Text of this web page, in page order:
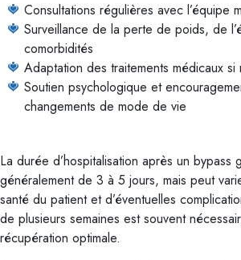
Consultations régulières avec l’équipe
Surveillance de la perte de poids, de
comorbidités
Adaptation des traitements médicaux si
Soutien psychologique et
changements de mode de vie
La durée d’hospitalisation après un bypass
généralement de 3 à 5 jours, mais peut
santé du patient et d’éventuelles
de plusieurs semaines est souvent
récupération optimale.